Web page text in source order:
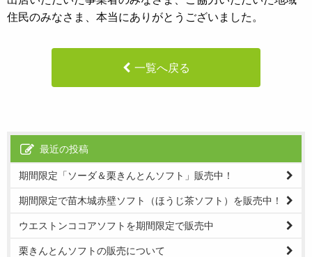
住民のみなさま、本当にありがとうございました。
一覧へ戻る
最近の投稿
期間限定「ソーダ＆栗きんとんソフト」販売中！
期間限定で苗木城赤壁ソフト（ほうじ茶ソフト）を販売中！
ウエストンココアソフトを期間限定で販売中
栗きんとんソフトの販売について